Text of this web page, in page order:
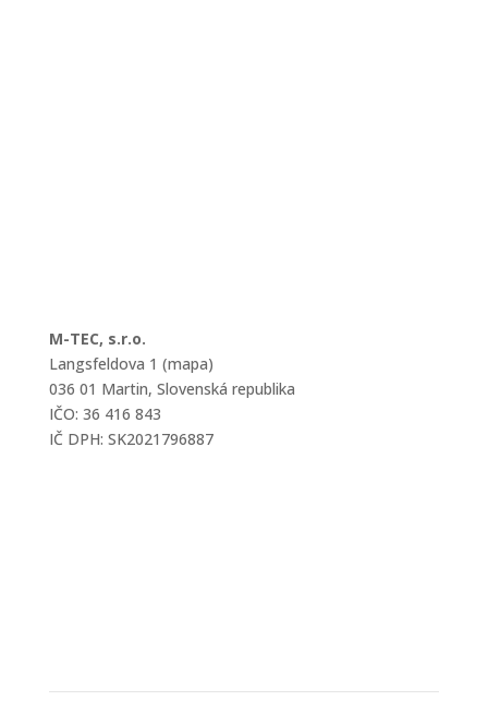
M-TEC, s.r.o.
Langsfeldova 1 (mapa)
036 01 Martin, Slovenská republika
IČO: 36 416 843
IČ DPH: SK2021796887